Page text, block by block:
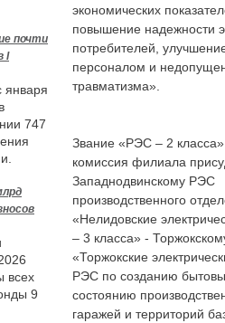
почти
I
января
747
всех
9
экономических
повышение надежности
потребителей,
персоналом и
травматизма».
Звание «РЭС – 2 класса»
комиссия филиала
Западнодвинскому РЭС
производственного
«Нелидовские
– 3 класса» -
«Торжокские
РЭС по созданию
состоянию
гаражей и территорий